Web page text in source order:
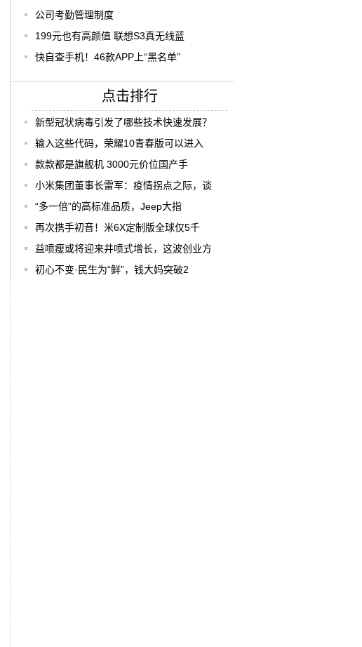
公司考勤管理制度
199元也有高颜值 联想S3真无线蓝
快自查手机！46款APP上“黑名单”
点击排行
新型冠状病毒引发了哪些技术快速发展？
输入这些代码，荣耀10青春版可以进入
款款都是旗舰机 3000元价位国产手
小米集团董事长雷军：疫情拐点之际，谈
“多一倍”的高标准品质，Jeep大指
再次携手初音！米6X定制版全球仅5千
益喷瘦或将迎来井喷式增长，这波创业方
初心不变·民生为“鲜”，钱大妈突破2